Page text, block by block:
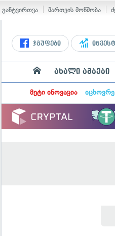
განტვირთვა მართვის მოწმობა
ჯგუფები
ახალი ამბები
მეტი ინოვაცია